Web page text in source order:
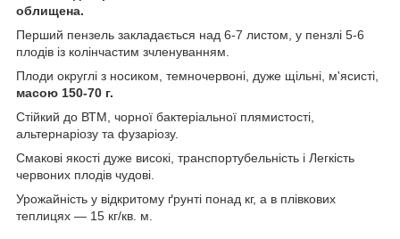
облищена.
Перший пензель закладається над 6-7 листом, у пензлі 5-6
плодів із колінчастим зчленуванням.
Плоди округлі з носиком, темночервоні, дуже щільні, м'ясисті,
масою 150-70 г.
Стійкий до ВТМ, чорної бактеріальної плямистості,
альтернаріозу та фузаріозу.
Смакові якості дуже високі, транспортубельність і Легкість
червоних плодів чудові.
Урожайність у відкритому ґрунті понад кг, а в плівкових
теплицях — 15 кг/кв. м.